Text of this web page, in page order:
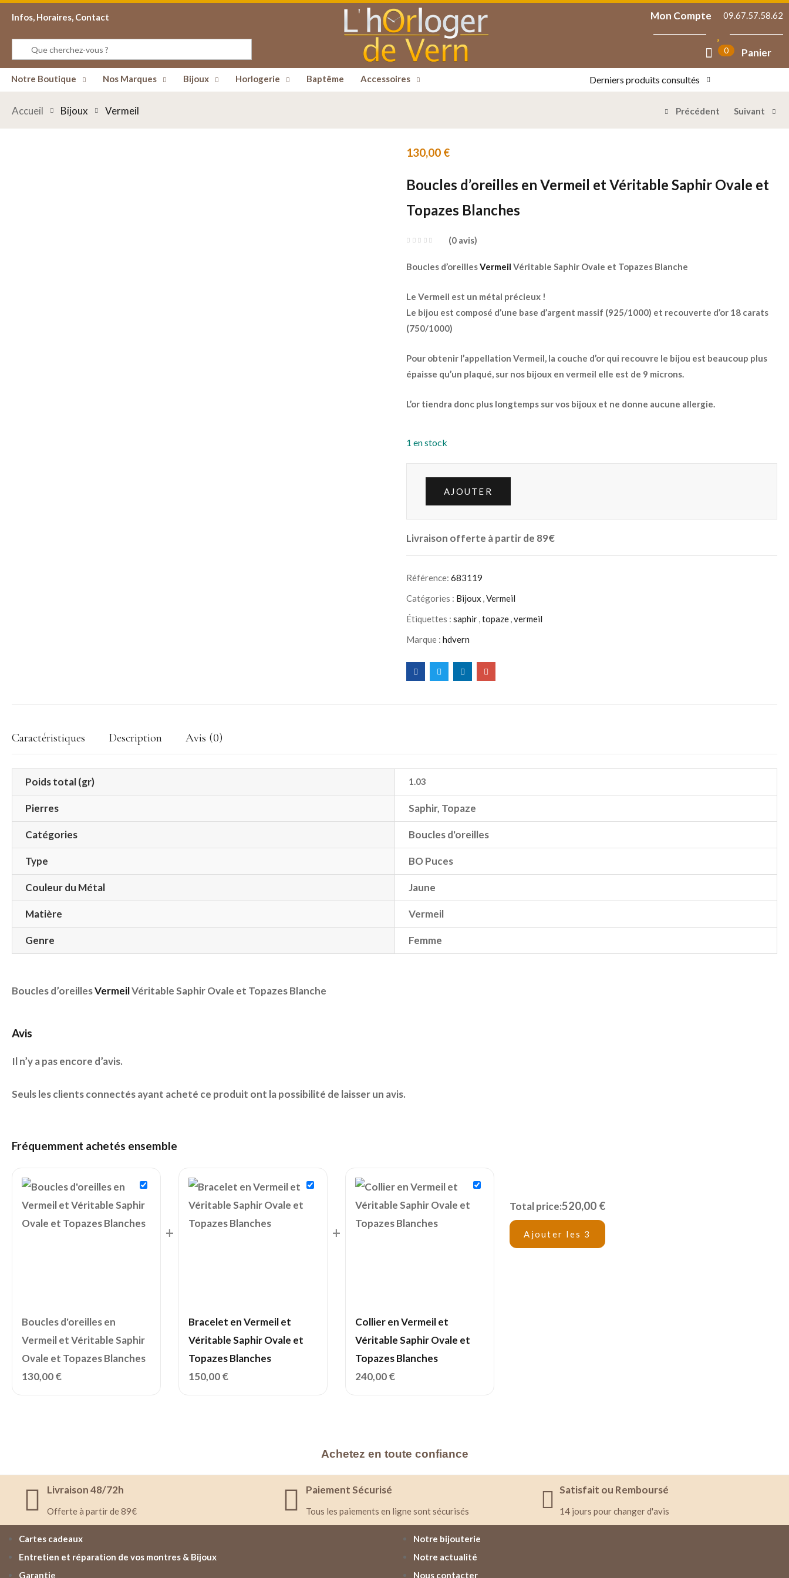
Infos, Horaires, Contact Mon Compte 09.67.57.58.62
0 Panier
Notre Boutique Nos Marques Bijoux Horlogerie Baptême Accessoires Derniers produits consultés
Accueil Bijoux Vermeil Précédent Suivant
130,00 €
Boucles d’oreilles en Vermeil et Véritable Saphir Ovale et
Topazes Blanches
0 avis
Boucles d’oreillesVermeil Véritable Saphir Ovale et Topazes Blanche
Le Vermeil est un métal précieux !
Le bijou est composé d’une base d’argent massif (925/1000) et recouverte d’or 18 carats
(750/1000)
Pour obtenir l’appellation Vermeil, la couche d’or qui recouvre le bijou est beaucoup plus
épaisse qu’un plaqué, sur nos bijoux en vermeil elle est de 9 microns.
L’or tiendra donc plus longtemps sur vos bijoux et ne donne aucune allergie.
1 en stock
AJOUTER
Livraison offerte à partir de 89€
Référence: 683119
Catégories : Bijoux ,Vermeil
Étiquettes : saphir,topaze,vermeil
Marque : hdvern
Caractéristiques Description Avis (0)
Poids total (gr) 1.03
Pierres Saphir, Topaze
Catégories Boucles d'oreilles
Type BO Puces
Couleur du Métal Jaune
Matière Vermeil
Genre Femme
Boucles d’oreillesVermeilVéritable Saphir Ovale et Topazes Blanche
Avis
Il n’y a pas encore d’avis.
Seuls les clients connectés ayant acheté ce produit ont la possibilité de laisser un avis.
Fréquemment achetés ensemble
Boucles d'oreilles en
Vermeil et Véritable Saphir
Ovale et Topazes Blanches
130,00€
+
Bracelet en Vermeil et
Véritable Saphir Ovale et
Topazes Blanches
150,00€
+
Collier en Vermeil et
Véritable Saphir Ovale et
Topazes Blanches
240,00€
Total price:520,00 €
Ajouter les 3
Achetez en toute confiance
Livraison 48/72h
Offerte à partir de 89€
Paiement Sécurisé
Tous les paiements en ligne sont sécurisés
Satisfait ou Remboursé
14 jours pour changer d'avis
Cartes cadeaux
Entretien et réparation de vos montres & Bijoux
Garantie
Notre bijouterie
Notre actualité
Nous contacter